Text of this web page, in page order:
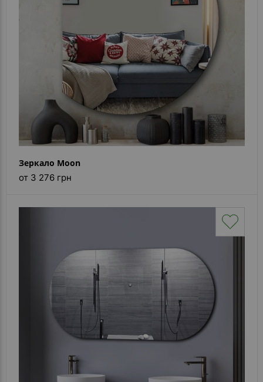
Зеркало Moon
от 3 276 грн